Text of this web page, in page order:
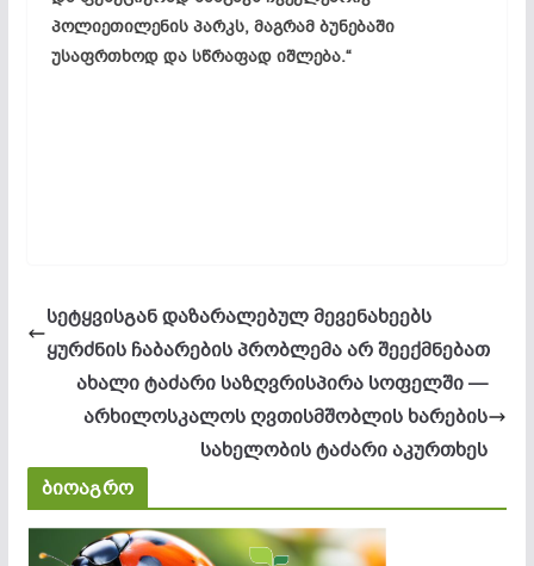
პოლიეთილენის პარკს, მაგრამ ბუნებაში
უსაფრთხოდ და სწრაფად იშლება.“
სეტყვისგან დაზარალებულ მევენახეებს
ყურძნის ჩაბარების პრობლემა არ შეექმნებათ
ახალი ტაძარი საზღვრისპირა სოფელში —
არხილოსკალოს ღვთისმშობლის ხარების
სახელობის ტაძარი აკურთხეს
ბიოაგრო